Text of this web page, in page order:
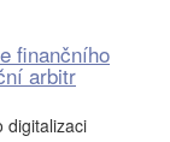
finančního
arbitr
digitalizaci